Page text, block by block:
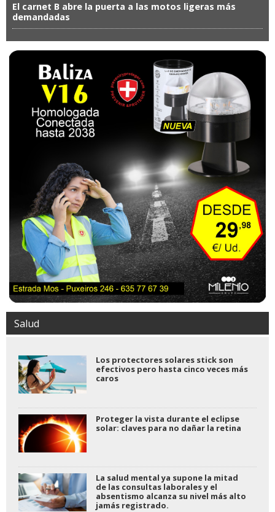
El carnet B abre la puerta a las motos ligeras más
demandadas
Salud
Los protectores solares stick son
efectivos pero hasta cinco veces más
caros
Proteger la vista durante el eclipse
solar: claves para no dañar la retina
La salud mental ya supone la mitad
de las consultas laborales y el
absentismo alcanza su nivel más alto
jamás registrado.